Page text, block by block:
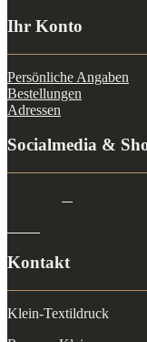
Ihr Konto
Persönliche Angaben
Bestellungen
Adressen
Socialmedia &
Kontakt
Klein-Textildruck